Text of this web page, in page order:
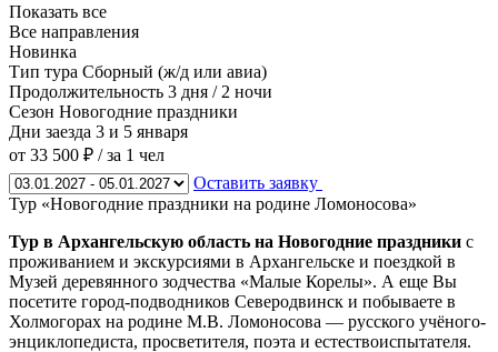
Показать все
Все направления
Новинка
Тип тура Сборный (ж/д или авиа)
Продолжительность 3 дня / 2 ночи
Сезон Новогодние праздники
Дни заезда 3 и 5 января
от 33 500 ₽ / за 1 чел
Оставить заявку
Тур «Новогодние праздники на родине Ломоносова»
Тур в Архангельскую область на Новогодние праздники с
проживанием и экскурсиями в Архангельске и поездкой в
Музей деревянного зодчества «Малые Корелы». А еще Вы
посетите город-подводников Северодвинск и побываете в
Холмогорах на родине М.В. Ломоносова — русского учёного-
энциклопедиста, просветителя, поэта и естествоиспытателя.